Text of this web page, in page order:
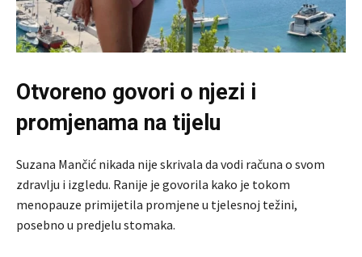
Otvoreno govori o njezi i
promjenama na tijelu
Suzana Mančić nikada nije skrivala da vodi računa o svom
zdravlju i izgledu. Ranije je govorila kako je tokom
menopauze primijetila promjene u tjelesnoj težini,
posebno u predjelu stomaka.